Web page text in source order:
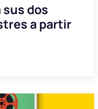
sus dos
a partir